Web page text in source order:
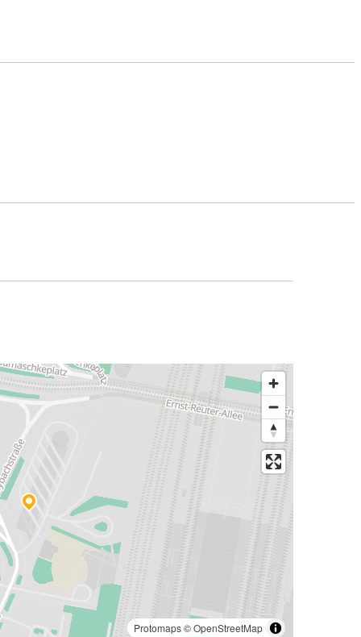
Protomaps©OpenStreetMap